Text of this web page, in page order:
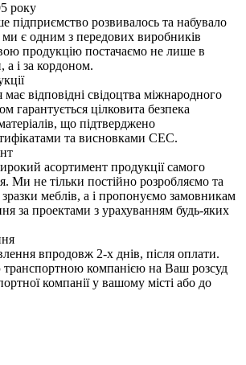
року
підприємство розвивалось та набувало
ми є одним з передових виробників
продукцію постачаємо не лише в
а і за кордоном.
відповідні свідоцтва міжнародного
гарантується цілковита безпека
що підтверджено
та висновками СЕС.
асортимент продукції самого
Ми не тільки постійно розробляємо та
меблів, а і пропонуємо замовникам
за проектами з урахуванням будь-яких
впродовж 2-х днів, після оплати.
транспортною компанією на Ваш розсуд
компанії у вашому місті або до